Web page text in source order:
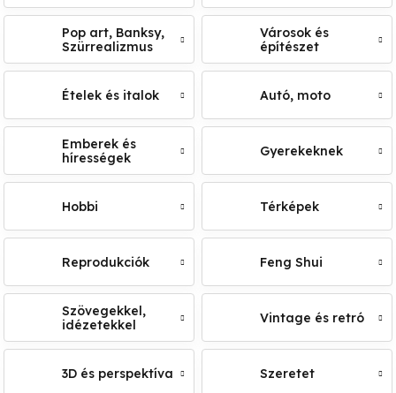
Pop art, Banksy,
Szürrealizmus
Városok és
építészet
Ételek és italok Autó, moto
Emberek és
hírességek
Gyerekeknek
Hobbi Térképek
Reprodukciók Feng Shui
Szövegekkel,
idézetekkel
Vintage és retró
3D és perspektíva Szeretet